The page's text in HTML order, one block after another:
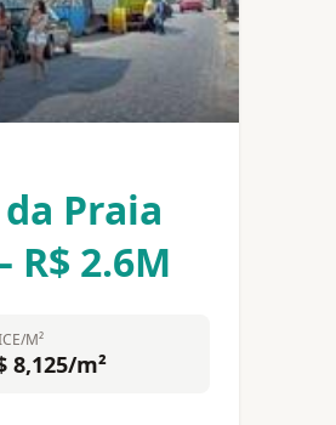
Praia
R$ 2.6M
M²
8,125/m²